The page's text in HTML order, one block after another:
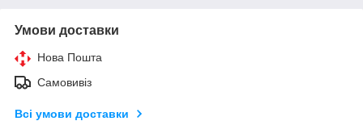
Умови доставки
Нова Пошта
Самовивіз
Всі умови доставки